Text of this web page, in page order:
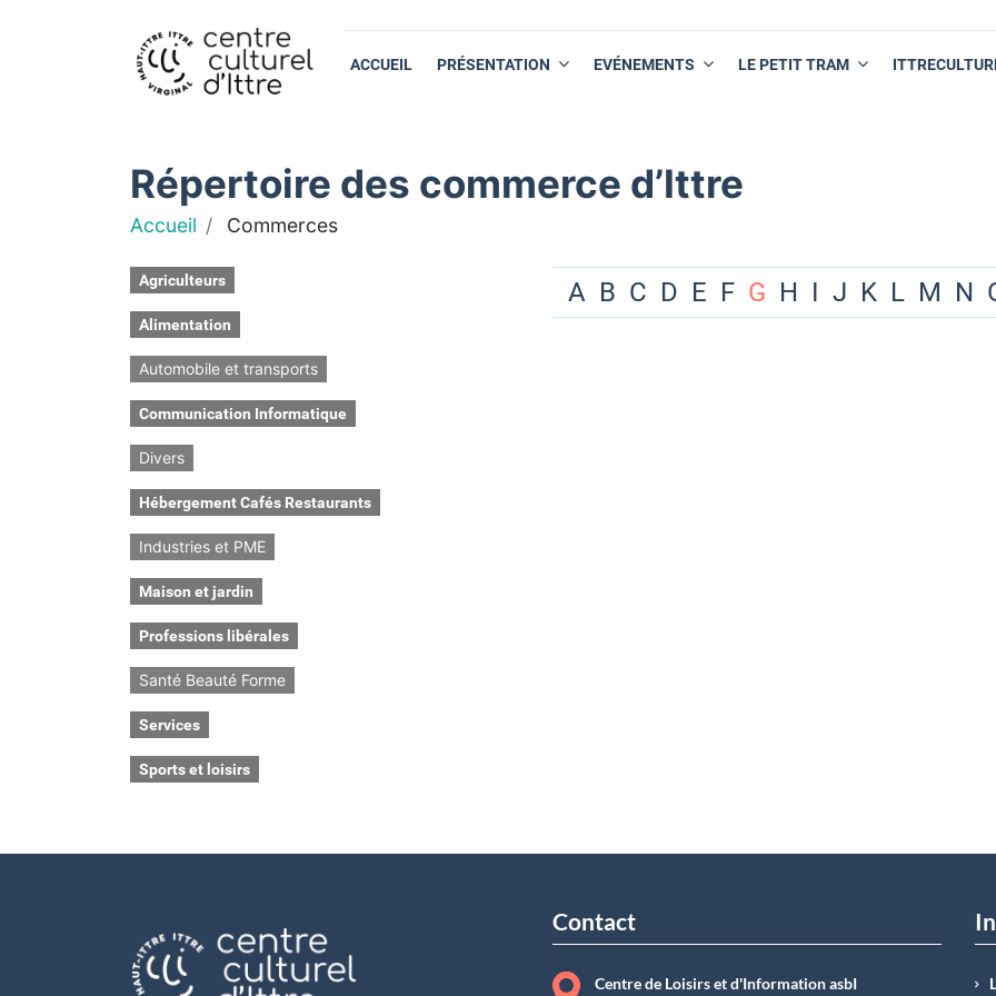
ACCUEIL PRÉSENTATION EVÉNEMENTS LE PETIT TRAM
Répertoire des commerce d’Ittre
Accueil Commerces
Agriculteurs
Alimentation
Automobile et transports
Communication Informatique
Divers
Hébergement Cafés Restaurants
Industries et PME
Maison et jardin
Professions libérales
Santé Beauté Forme
Services
Sports et loisirs
A B C D E F G H I J K L M N
Contact
Centre de Loisirs et d'Information asbI